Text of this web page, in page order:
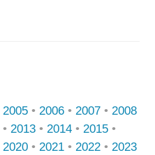
2005 • 2006 • 2007 • 2008
• 2013 • 2014 • 2015 •
2020 • 2021 • 2022 • 2023